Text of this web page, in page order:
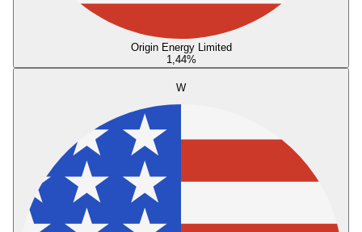
Origin Energy Limited
1,44%
W